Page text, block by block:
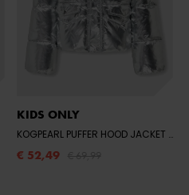
KIDS ONLY
KOGPEARL PUFFER HOOD JACKET CS OTW
€ 52,49